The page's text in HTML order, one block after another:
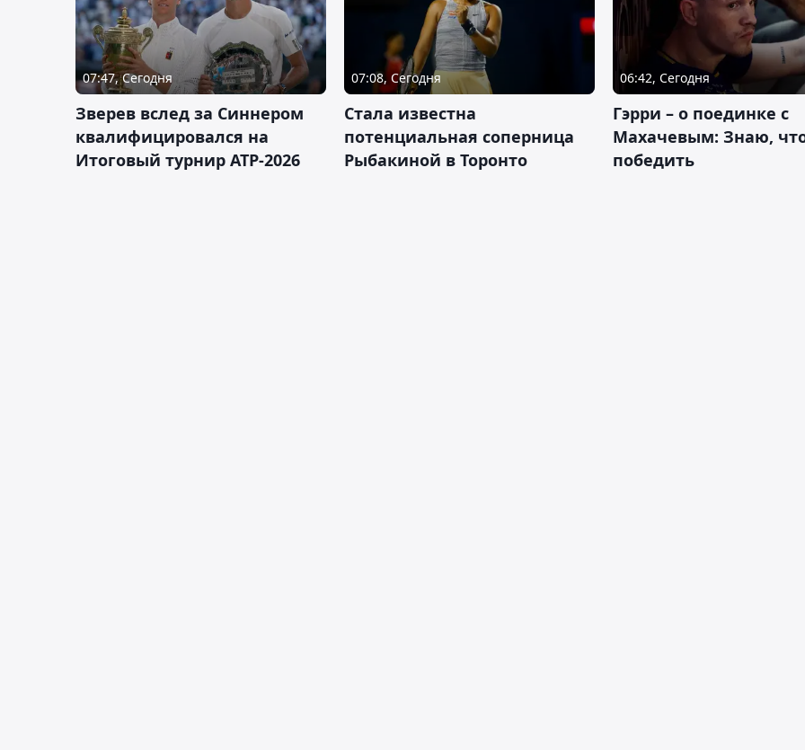
07:47, Сегодня
Зверев вслед за Синнером
квалифицировался на
Итоговый турнир ATP-2026
07:08, Сегодня
Cтала известна
потенциальная соперница
Рыбакиной в Торонто
06:42, Сегодня
Гэрри – о поединке с
Махачевым: Знаю,
победить